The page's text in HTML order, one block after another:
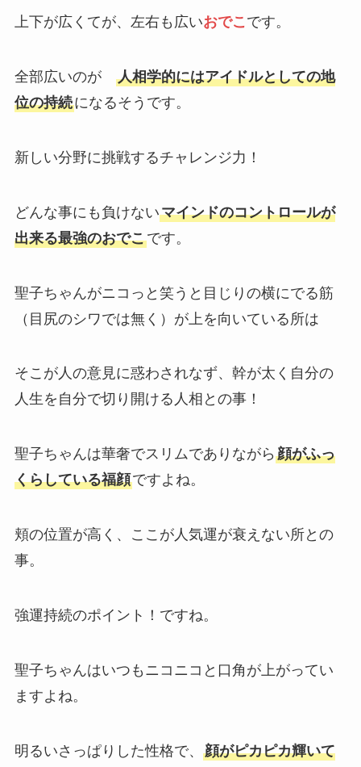
上下が広くてが、左右も広いおでこです。
全部広いのが 人相学的にはアイドルとしての地
位の持続になるそうです。
新しい分野に挑戦するチャレンジ力！
どんな事にも負けないマインドのコントロールが
出来る最強のおでこです。
聖子ちゃんがニコっと笑うと目じりの横にでる筋
（目尻のシワでは無く）が上を向いている所は
そこが人の意見に惑わされなず、幹が太く自分の
人生を自分で切り開ける人相との事！
聖子ちゃんは華奢でスリムでありながら 顔がふっ
くらしている福顔ですよね。
頬の位置が高く、ここが人気運が衰えない所との
事。
強運持続のポイント！ですね。
聖子ちゃんはいつもニコニコと口角が上がってい
ますよね。
明るいさっぱりした性格で、 顔がピカピカ輝いて